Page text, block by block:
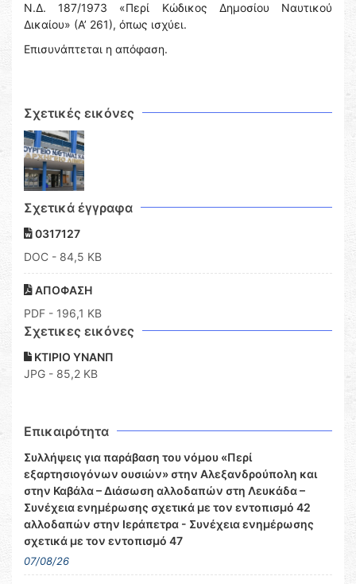
Ν.Δ. 187/1973 «Περί Κώδικος Δημοσίου Ναυτικού
Δικαίου» (Α’ 261), όπως ισχύει.
Επισυνάπτεται η απόφαση.
Σχετικές εικόνες
Σχετικά έγγραφα
0317127
DOC - 84,5 KB
ΑΠΟΦΑΣΗ
PDF - 196,1 KB
Σχετικες εικόνες
ΚΤΙΡΙΟ ΥΝΑΝΠ
JPG - 85,2 KB
Επικαιρότητα
Συλλήψεις για παράβαση του νόμου «Περί
εξαρτησιογόνων ουσιών» στην Αλεξανδρούπολη και
στην Καβάλα – Διάσωση αλλοδαπών στη Λευκάδα –
Συνέχεια ενημέρωσης σχετικά με τον εντοπισμό 42
αλλοδαπών στην Ιεράπετρα - Συνέχεια ενημέρωσης
σχετικά με τον εντοπισμό 47
07/08/26